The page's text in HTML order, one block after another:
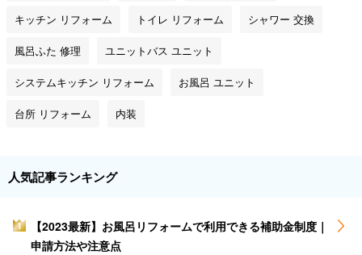
キッチン リフォーム トイレ リフォーム シャワー 交換
風呂ふた 修理 ユニットバス ユニット
システムキッチン リフォーム お風呂 ユニット
台所 リフォーム 内装
人気記事ランキング
1
【2023最新】お風呂リフォームで利用できる補助金制度｜
申請方法や注意点